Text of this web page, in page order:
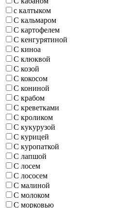
с калтыком
С кальмаром
С картофелем
С кенгурятиной
С киноа
С клюквой
С козой
С кокосом
С кониной
С крабом
С креветками
С кроликом
С кукурузой
С курицей
С куропаткой
С лапшой
С лосем
С лососем
С малиной
С молоком
С морковью